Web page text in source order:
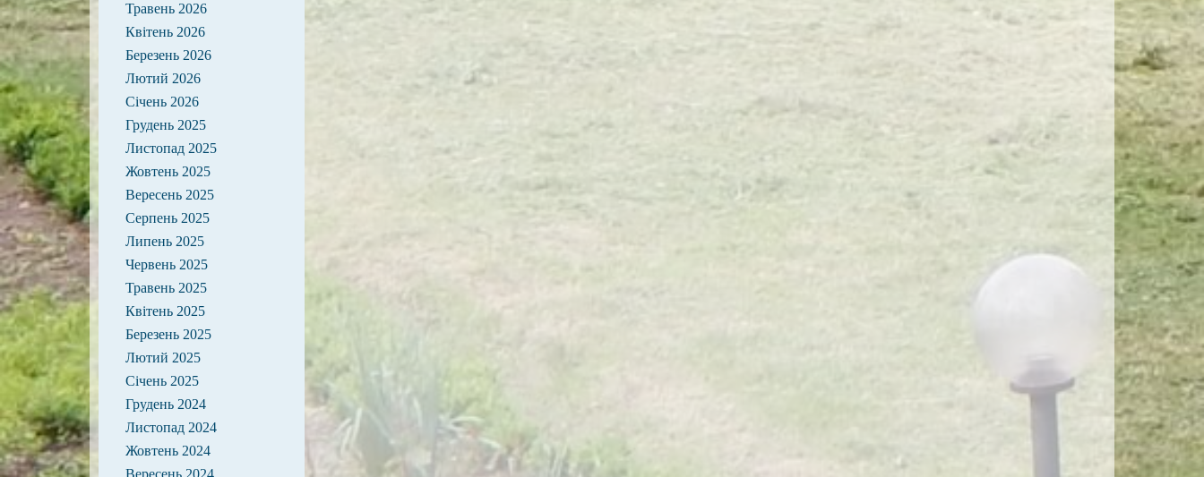
Травень 2026
Квітень 2026
Березень 2026
Лютий 2026
Січень 2026
Грудень 2025
Листопад 2025
Жовтень 2025
Вересень 2025
Серпень 2025
Липень 2025
Червень 2025
Травень 2025
Квітень 2025
Березень 2025
Лютий 2025
Січень 2025
Грудень 2024
Листопад 2024
Жовтень 2024
Вересень 2024